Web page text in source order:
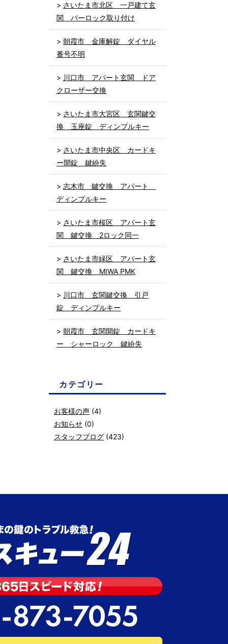
さいたま市北区 一戸建て玄
関 バーロック取り付け
朝霞市 金庫解錠 ダイヤル
番号不明
川口市 アパート玄関 ドア
クローザー交換
さいたま市大宮区 玄関鍵交
換 玉座錠 ディンプルキー
さいたま市中央区 カードキ
ー開錠 鍵紛失
志木市 鍵交換 アパート
ディンプルキー
さいたま市桜区 アパート玄
関 鍵交換 2ロック同一
さいたま市緑区 アパート玄
関 鍵交換 MIWA PMK
川口市 玄関鍵交換 引戸
錠 ディンプルキー
朝霞市 玄関開錠 カードキ
ー シャーロック 鍵紛失
カテゴリー
お客様の声 (4)
お知らせ (0)
スタッフブログ (423)